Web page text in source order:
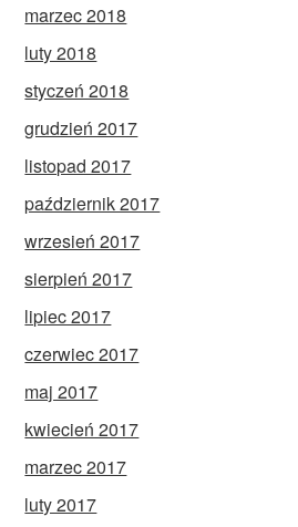
marzec 2018
luty 2018
styczeń 2018
grudzień 2017
listopad 2017
październik 2017
wrzesień 2017
sierpień 2017
lipiec 2017
czerwiec 2017
maj 2017
kwiecień 2017
marzec 2017
luty 2017